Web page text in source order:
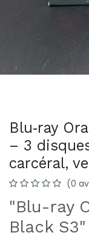
Blu‑ray
– 3
carcéral,
(0
"Blu-ray
Black S3"